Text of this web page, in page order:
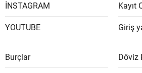
İNSTAGRAM
YOUTUBE
Kayıt
Giriş
Burçlar Döviz